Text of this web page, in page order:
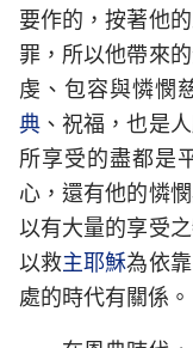
要作的，按著他
罪，所以他帶來
虔、包容與憐憫
典 、祝福，也是
所享受的盡都是
心，還有他的憐
以有大量的享受
以救主耶穌為依
處的時代有關係。